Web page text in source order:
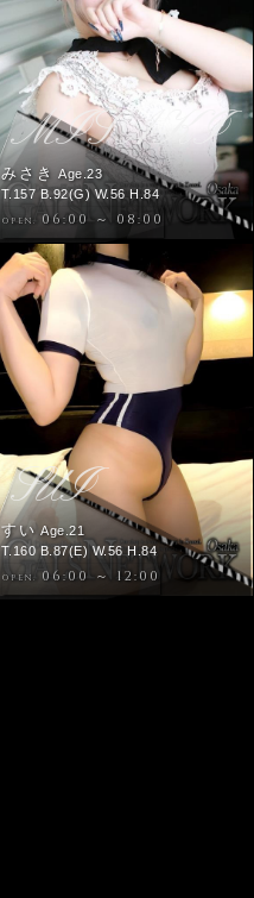
MISAKI
みさき Age.23
T.157 B.92(G) W.56 H.84
OPEN. 06:00 ～ 08:00
SUI
すい Age.21
T.160 B.87(E) W.56 H.84
OPEN. 06:00 ～ 12:00